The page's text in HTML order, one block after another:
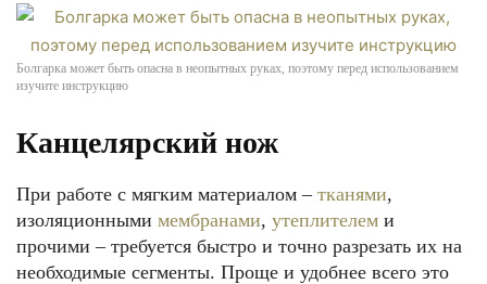
Болгарка может быть опасна в неопытных руках, поэтому перед использованием
изучите инструкцию
Канцелярский нож
При работе с мягким материалом – тканями,
изоляционными мембранами, утеплителем и
прочими – требуется быстро и точно разрезать их на
необходимые сегменты. Проще и удобнее всего это